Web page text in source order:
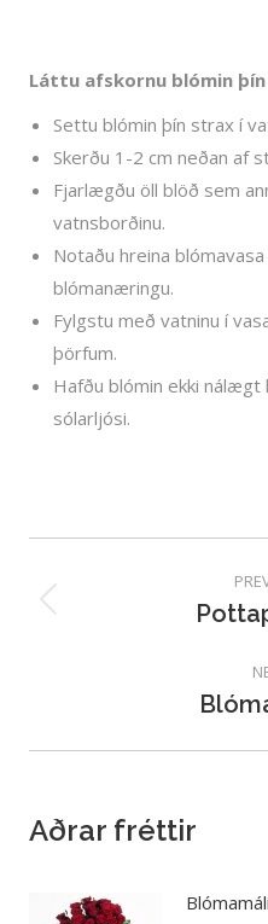
Láttu afskornu blómin
Settu blómin þín strax í
Skerðu 1-2 cm neðan af
Fjarlægðu öll blöð sem
vatnsborðinu.
Notaðu hreina
blómanæringu.
Fylgstu með vatninu í
þörfum.
Hafðu blómin ekki nálægt
sólarljósi.
navigation
Aðrar fréttir